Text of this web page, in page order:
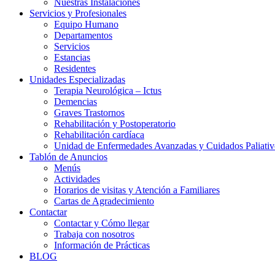
Nuestras Instalaciones
Servicios y Profesionales
Equipo Humano
Departamentos
Servicios
Estancias
Residentes
Unidades Especializadas
Terapia Neurológica – Ictus
Demencias
Graves Trastornos
Rehabilitación y Postoperatorio
Rehabilitación cardíaca
Unidad de Enfermedades Avanzadas y Cuidados
Tablón de Anuncios
Menús
Actividades
Horarios de visitas y Atención a Familiares
Cartas de Agradecimiento
Contactar
Contactar y Cómo llegar
Trabaja con nosotros
Información de Prácticas
BLOG